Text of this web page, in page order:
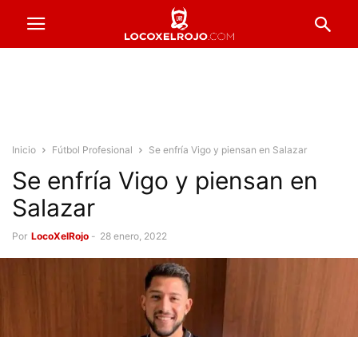
Inicio Fútbol Profesional Se enfría Vigo y piensan en Salazar
Se enfría Vigo y piensan en
Salazar
Por LocoXelRojo - 28 enero, 2022